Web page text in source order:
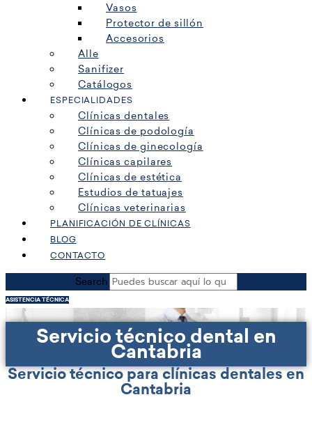
Vasos
Protector de sillón
Accesorios
Alle
Sanifizer
Catálogos
ESPECIALIDADES
Clínicas dentales
Clínicas de podología
Clínicas de ginecología
Clínicas capilares
Clínicas de estética
Estudios de tatuajes
Clínicas veterinarias
PLANIFICACIÓN DE CLÍNICAS
BLOG
CONTACTO
Search
ASISTENCIA TÉCNICA
Servicio técnico dental en
Cantabria
Servicio técnico para clínicas dentales en
Cantabria